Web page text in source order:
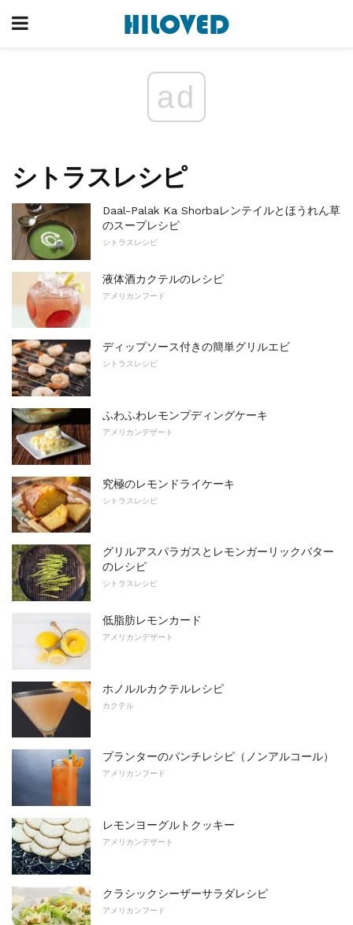
ad
シトラスレシピ
Daal-Palak Ka Shorbaレンテイルとほうれん草
のスープレシピ
シトラスレシピ
液体酒カクテルのレシピ
アメリカンフード
ディップソース付きの簡単グリルエビ
シトラスレシピ
ふわふわレモンプディングケーキ
アメリカンデザート
究極のレモンドライケーキ
シトラスレシピ
グリルアスパラガスとレモンガーリックバター
のレシピ
シトラスレシピ
低脂肪レモンカード
アメリカンデザート
ホノルルカクテルレシピ
カクテル
プランターのパンチレシピ（ノンアルコール）
アメリカンフード
レモンヨーグルトクッキー
アメリカンデザート
クラシックシーザーサラダレシピ
アメリカンフード